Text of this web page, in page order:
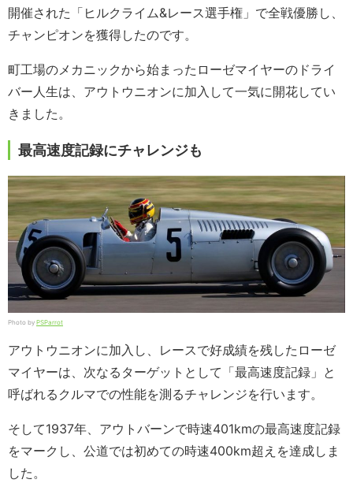
開催された「ヒルクライム&レース選手権」で全戦優勝し、
チャンピオンを獲得したのです。
町工場のメカニックから始まったローゼマイヤーのドライ
バー人生は、アウトウニオンに加入して一気に開花してい
きました。
最高速度記録にチャレンジも
Photo by PSParrot
アウトウニオンに加入し、レースで好成績を残したローゼ
マイヤーは、次なるターゲットとして「最高速度記録」と
呼ばれるクルマでの性能を測るチャレンジを行います。
そして1937年、アウトバーンで時速401kmの最高速度記録
をマークし、公道では初めての時速400km超えを達成しま
した。